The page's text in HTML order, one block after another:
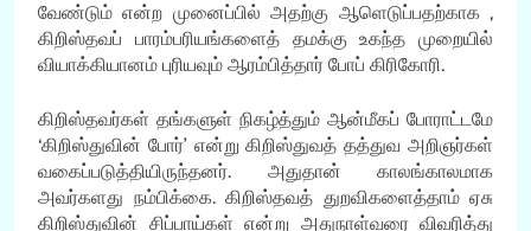
வேண்டும் என்ற முனைப்பில் அதற்கு ஆளெடுப்பதற்காக ,
கிறிஸ்தவப் பாரம்பரியங்களைத் தமக்கு உகந்த முறையில்
வியாக்கியானம் புரியவும் ஆரம்பித்தார் போப் கிரிகோரி.
கிறிஸ்தவர்கள் தங்களுள் நிகழ்த்தும் ஆன்மீகப் போராட்டமே
‘கிறிஸ்துவின் போர்’ என்று கிறிஸ்துவத் தத்துவ அறிஞர்கள்
வகைப்படுத்தியிருந்தனர். அதுதான் காலங்காலமாக
அவர்களது நம்பிக்கை. கிறிஸ்தவத் துறவிகளைத்தாம் ஏசு
கிறிஸ்துவின் சிப்பாய்கள் என்று அதுநாள்வரை விவரித்து